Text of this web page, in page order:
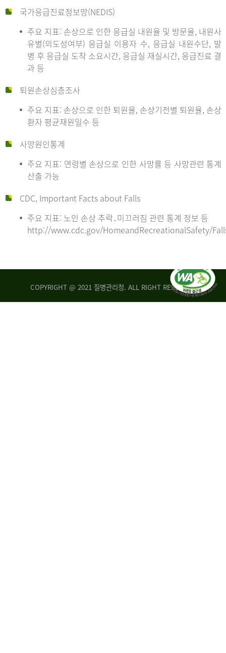
국가응급진료정보망(NEDIS)
주요 지표: 손상으로 인한 응급실 내원율 및 방문율, 내원사
유별(의도성여부) 응급실 이용자 수, 응급실 내원수단, 발
병 후 응급실 도착 소요시간, 응급실 재실시간, 응급진료 결
과 등
퇴원손상심층조사
주요 지표: 손상으로 인한 퇴원율, 손상기전별 퇴원율, 손상
환자 평균재원일수 등
사망원인통계
주요 지표: 연령별 손상으로 인한 사망률 등 사망관련 통계
산출 가능
CDC, Important Facts about Falls
주요 지표: 노인 손상 추락․미끄러짐 관련 통계 정보 등
http://www.cdc.gov/HomeandRecreationalSafety/
COPYRIGHT @ 2021 질병관리청. ALL RIGHT RESERVED